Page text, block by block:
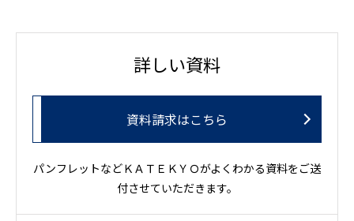
詳しい資料
資料請求はこちら
パンフレットなどＫＡＴＥＫＹＯがよくわかる資料をご送
付させていただきます。